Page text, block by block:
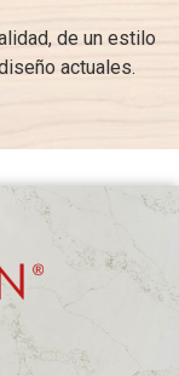
de un estilo
actuales.